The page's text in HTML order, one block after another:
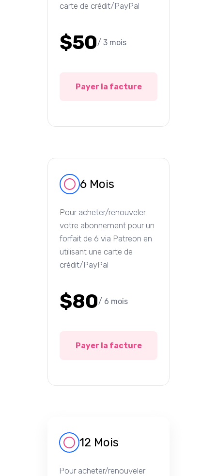
carte de crédit/PayPal
$50/ 3 mois
Payer la facture
6 Mois
Pour acheter/renouveler
votre abonnement pour un
forfait de 6 via Patreon en
utilisant une carte de
crédit/PayPal
$80/ 6 mois
Payer la facture
12 Mois
Pour acheter/renouveler